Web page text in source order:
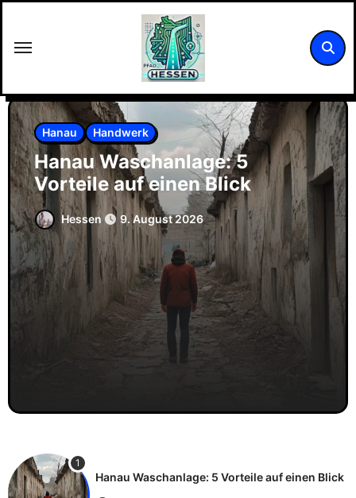
springen
Hanau Handwerk
Hanau Waschanlage: 5
Vorteile auf einen Blick
Hessen 9. August 2026
1
Hanau Waschanlage: 5 Vorteile auf einen Blick